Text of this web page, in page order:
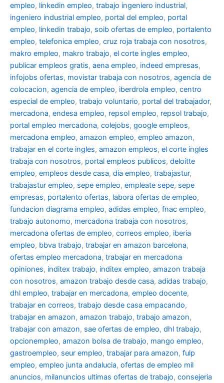
empleo, linkedin empleo, trabajo ingeniero industrial,
ingeniero industrial empleo, portal del empleo, portal
empleo, linkedin trabajo, soib ofertas de empleo, portalento
empleo, telefonica empleo, cruz roja trabaja con nosotros,
makro empleo, makro trabajo, el corte ingles empleo,
publicar empleos gratis, aena empleo, indeed empresas,
infojobs ofertas, movistar trabaja con nosotros, agencia de
colocacion, agencia de empleo, iberdrola empleo, centro
especial de empleo, trabajo voluntario, portal del trabajador,
mercadona, endesa empleo, repsol empleo, repsol trabajo,
portal empleo mercadona, colejobs, google empleos,
mercadona empleo, amazon empleo, empleo amazon,
trabajar en el corte ingles, amazon empleos, el corte ingles
trabaja con nosotros, portal empleos publicos, deloitte
empleo, empleos desde casa, dia empleo, trabajastur,
trabajastur empleo, sepe empleo, empleate sepe, sepe
empresas, portalento ofertas, labora ofertas de empleo,
fundacion diagrama empleo, adidas empleo, fnac empleo,
trabajo autonomo, mercadona trabaja con nosotros,
mercadona ofertas de empleo, correos empleo, iberia
empleo, bbva trabajo, trabajar en amazon barcelona,
ofertas empleo mercadona, trabajar en mercadona
opiniones, inditex trabajo, inditex empleo, amazon trabaja
con nosotros, amazon trabajo desde casa, adidas trabajo,
dhl empleo, trabajar en mercadona, empleo docente,
trabajar en correos, trabajo desde casa empacando,
trabajar en amazon, amazon trabajo, trabajo amazon,
trabajar con amazon, sae ofertas de empleo, dhl trabajo,
opcionempleo, amazon bolsa de trabajo, mango empleo,
gastroempleo, seur empleo, trabajar para amazon, fulp
empleo, empleo junta andalucia, ofertas de empleo mil
anuncios, milanuncios ultimas ofertas de trabajo, consejeria